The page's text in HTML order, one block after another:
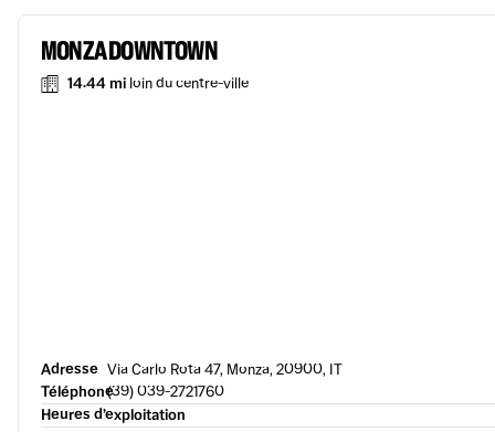
MONZA DOWNTOWN
14.44 mi loin du centre-ville
Adresse Via Carlo Rota 47, Monza, 20900, IT
Téléphone(39) 039-2721760
Heures d’exploitation